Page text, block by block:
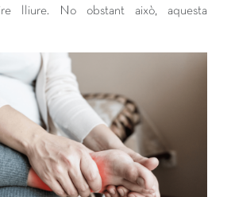
lliure. No obstant això, aquesta